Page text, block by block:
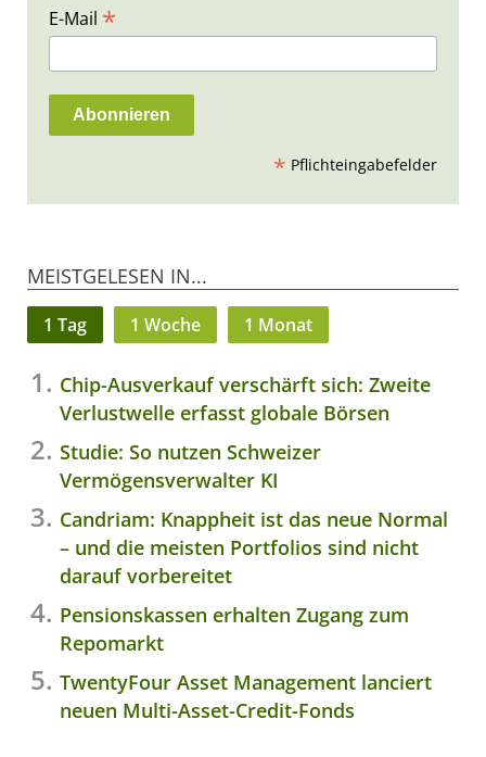
E-Mail *
* Pflichteingabefelder
MEISTGELESEN IN...
1 Tag 1 Woche 1 Monat
Chip-Ausverkauf verschärft sich: Zweite
Verlustwelle erfasst globale Börsen
Studie: So nutzen Schweizer
Vermögensverwalter KI
Candriam: Knappheit ist das neue Normal
– und die meisten Portfolios sind nicht
darauf vorbereitet
Pensionskassen erhalten Zugang zum
Repomarkt
TwentyFour Asset Management lanciert
neuen Multi-Asset-Credit-Fonds